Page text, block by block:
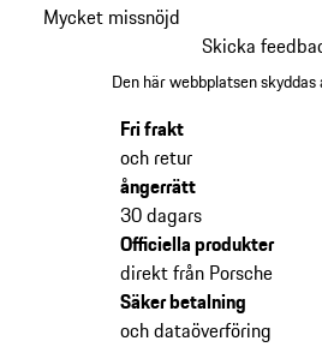
Mycket missnöjd
Skicka
Den här webbplatsen skyddas
Fri frakt
och retur
ångerrätt
30 dagars
Officiella produkter
direkt från Porsche
Säker betalning
och dataöverföring